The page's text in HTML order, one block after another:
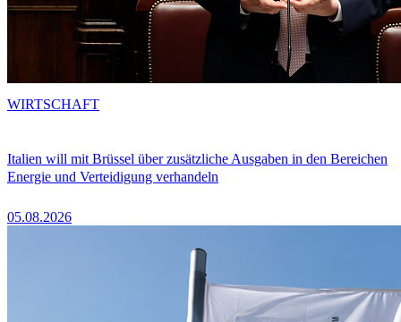
Italien will mit Brüssel über zusätzliche Ausgaben in den Bereichen
Energie und Verteidigung verhandeln
05.08.2026
WIRTSCHAFT